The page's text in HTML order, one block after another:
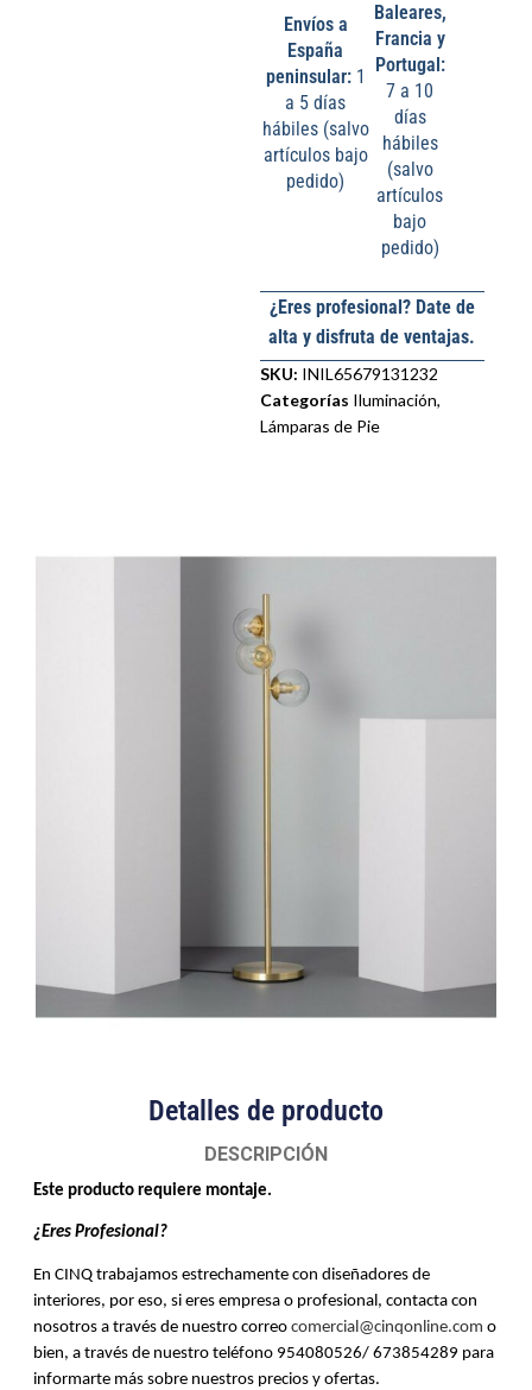
Envíos a
España
peninsular:1
a 5 días
hábiles (salvo
artículos bajo
pedido)
Baleares,
Francia y
Portugal:
7 a 10
días
hábiles
(salvo
artículos
bajo
pedido)
¿Eres profesional? Date de
alta y disfruta de ventajas.
SKU: INIL65679131232
Categorías Iluminación,
Lámparas de Pie
Detalles de producto
DESCRIPCIÓN
Este producto requiere montaje.
¿Eres Profesional?
En CINQ trabajamos estrechamente con diseñadores de
interiores, por eso, si eres empresa o profesional, contacta con
nosotros a través de nuestro correo comercial@cinqonline.com o
bien, a través de nuestro teléfono 954080526/ 673854289 para
informarte más sobre nuestros precios y ofertas.